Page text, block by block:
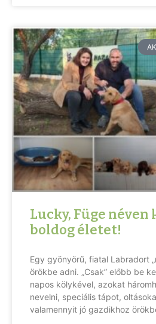
Lucky, Füge néven
boldog életet!
Egy gyönyörű, fiatal Labradort
örökbe adni. „Csak” előbb be
napos kölykével, azokat
nevelni, speciális tápot,
valamennyit jó gazdikhoz